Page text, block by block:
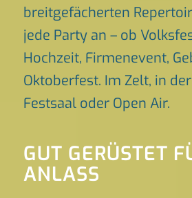
breitgefächerten
jede Party an – ob
Hochzeit, Firmenevent,
Oktoberfest. Im Zelt, in
Festsaal oder Open Air.
GUT GERÜSTET
ANLASS